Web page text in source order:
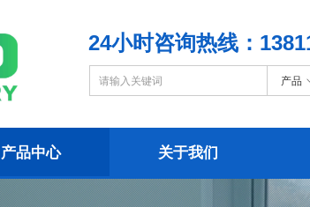
产品中心
产品中心
关于我们
关于我们
产品
24小时咨询热线：